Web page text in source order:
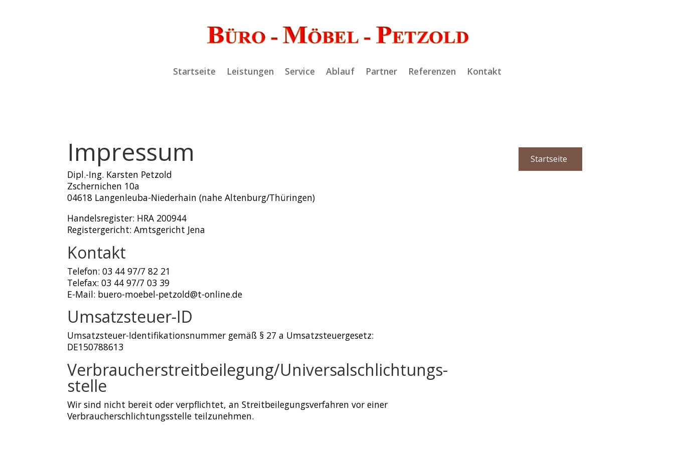
Startseite Leistungen Service Ablauf Partner Referenzen Kontakt
Impressum
Dipl.-Ing. Karsten Petzold
Zschernichen 10a
04618 Langenleuba-Niederhain (nahe Altenburg/Thüringen)
Handelsregister: HRA 200944
Registergericht: Amtsgericht Jena
Kontakt
Telefon: 03 44 97/7 82 21
Telefax: 03 44 97/7 03 39
E-Mail: buero-moebel-petzold@t-online.de
Umsatzsteuer-ID
Umsatzsteuer-Identifikationsnummer gemäß § 27 a Umsatzsteuergesetz:
DE150788613
Verbraucher­streit­beilegung/Universal­schlichtungs­
stelle
Wir sind nicht bereit oder verpflichtet, an Streitbeilegungsverfahren vor einer
Verbraucherschlichtungsstelle teilzunehmen.
Startseite